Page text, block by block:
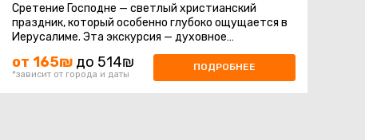
Сретение Господне — светлый христианский
праздник, который особенно глубоко ощущается в
Иерусалиме. Эта экскурсия — духовное
путешествие по главным святыням города ...
от 165₪ до 514₪
*зависит от города и даты
ПОДРОБНЕЕ